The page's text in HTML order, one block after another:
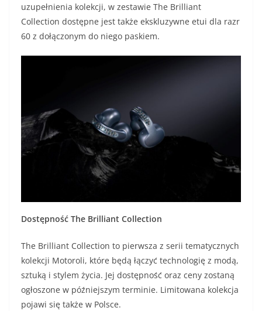
uzupełnienia kolekcji, w zestawie The Brilliant
Collection dostępne jest także ekskluzywne etui dla razr
60 z dołączonym do niego paskiem.
Dostępność The Brilliant Collection
The Brilliant Collection to pierwsza z serii tematycznych
kolekcji Motoroli, które będą łączyć technologię z modą,
sztuką i stylem życia. Jej dostępność oraz ceny zostaną
ogłoszone w późniejszym terminie. Limitowana kolekcja
pojawi się także w Polsce.